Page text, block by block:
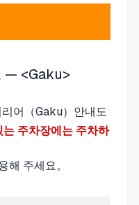
— <Gaku>
주차장에는 주차하
해 주세요。